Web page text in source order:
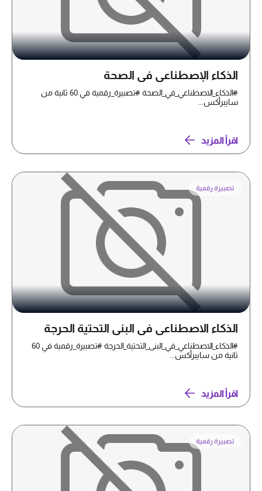
الذكاء الإصطناعي في الصحة
#الذكاء_الاصطناعي_في_الصحة #تصبيرة_رقمية في 60 ثانية من
سايبرأكس...
اقرأ المزيد
تصبيرة رقمية
الذكاء الاصطناعي في البنى التحتية الحرجة
#الذكاء_الاصطناعي_في_البنى_التحتية_الحرجة #تصبيرة_رقمية في 60
ثانية من سايبرأكس...
اقرأ المزيد
تصبيرة رقمية